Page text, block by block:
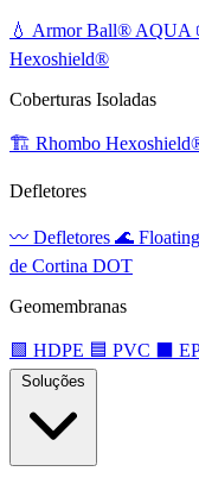
💧 Armor Ball® AQUA
Hexoshield®
Coberturas Isoladas
🏗️ Rhombo
Defletores
〰️ Defletores 🌊
de Cortina DOT
Geomembranas
🟩 HDPE 🟦 PVC